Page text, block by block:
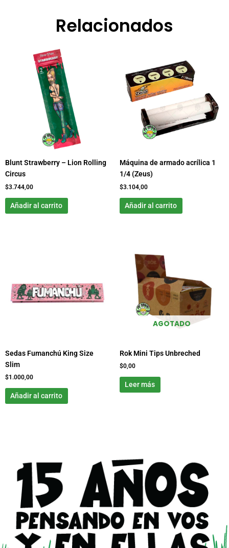
Relacionados
Blunt Strawberry – Lion Rolling
Circus
$3.744,00
Añadir al carrito
Máquina de armado acrílica 1
1/4 (Zeus)
$3.104,00
Añadir al carrito
Sedas Fumanchú King Size
Slim
$1.000,00
Añadir al carrito
AGOTADO
Rok Mini Tips Unbreched
$0,00
Leer más